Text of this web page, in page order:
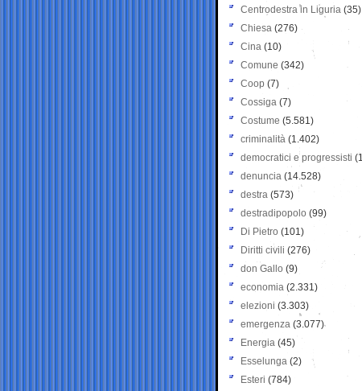
Centrodestra in Liguria (35)
Chiesa (276)
Cina (10)
Comune (342)
Coop (7)
Cossiga (7)
Costume (5.581)
criminalità (1.402)
democratici e progressisti
denuncia (14.528)
destra (573)
destradipopolo (99)
Di Pietro (101)
Diritti civili (276)
don Gallo (9)
economia (2.331)
elezioni (3.303)
emergenza (3.077)
Energia (45)
Esselunga (2)
Esteri (784)